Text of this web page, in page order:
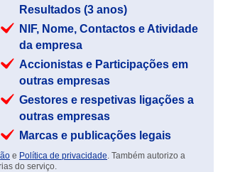
Resultados (3 anos)
NIF, Nome, Contactos e Atividade
da empresa
Accionistas e Participações em
outras empresas
Gestores e respetivas ligações a
outras empresas
Marcas e publicações legais
e Política de privacidade. Também autorizo a
do serviço.